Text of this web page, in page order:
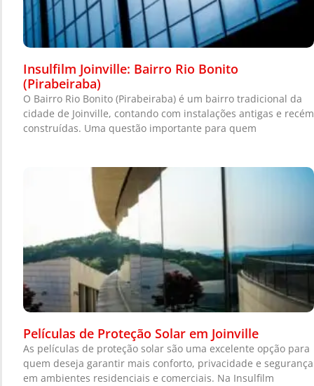
Insulfilm Joinville: Bairro Rio Bonito
(Pirabeiraba)
O Bairro Rio Bonito (Pirabeiraba) é um bairro tradicional da
cidade de Joinville, contando com instalações antigas e recém
construídas. Uma questão importante para quem
Películas de Proteção Solar em Joinville
As películas de proteção solar são uma excelente opção para
quem deseja garantir mais conforto, privacidade e segurança
em ambientes residenciais e comerciais. Na Insulfilm